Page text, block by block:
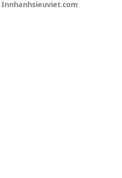
Innhanhsieuviet.com